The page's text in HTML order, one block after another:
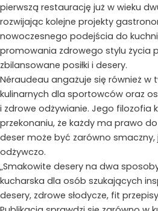
pierwszą restaurację już w wieku
rozwijając kolejne projekty
nowoczesnego podejścia do
promowania zdrowego stylu życia
zbilansowane posiłki i desery.
Néraudeau angażuje się również w
kulinarnych dla sportowców oraz
i zdrowe odżywianie. Jego filozofia
przekonaniu, że każdy ma prawo
deser może być zarówno
odżywczo.
„Smakowite desery na dwa
kucharska dla osób szukających
desery, zdrowe słodycze, fit